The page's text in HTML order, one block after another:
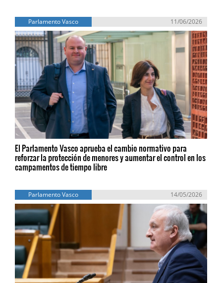
Parlamento Vasco 11/06/2026
El Parlamento Vasco aprueba el cambio normativo para
reforzar la protección de menores y aumentar el control en los
campamentos de tiempo libre
Parlamento Vasco 14/05/2026